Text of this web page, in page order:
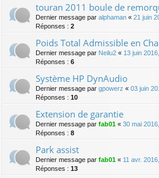
touran 2011 boule de
Dernier message par alphaman « 21 juin
Réponses : 2
Poids Total Admissible en
Dernier message par Neilu2 « 13 juin
Réponses : 6
Système HP DynAudio
Dernier message par gpowerz « 03 juin
Réponses : 10
Extension de garantie
Dernier message par fab01 « 30 mai
Réponses : 8
Park assist
Dernier message par fab01 « 11 avr.
Réponses : 13